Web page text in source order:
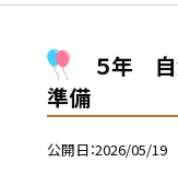
５年
準備
公開日 2026/05/19